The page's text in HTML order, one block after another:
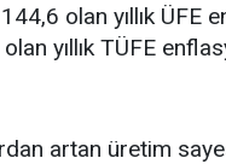
olan yıllık ÜFE
yıllık TÜFE
artan üretim